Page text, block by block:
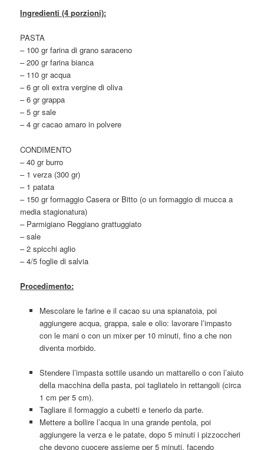
Ingredienti (4 porzioni):
PASTA
– 100 gr farina di grano saraceno
– 200 gr farina bianca
– 110 gr acqua
– 6 gr oli extra vergine di oliva
– 6 gr grappa
– 5 gr sale
– 4 gr cacao amaro in polvere
CONDIMENTO
– 40 gr burro
– 1 verza (300 gr)
– 1 patata
– 150 gr formaggio Casera or Bitto (o un formaggio di mucca a
media stagionatura)
– Parmigiano Reggiano grattuggiato
– sale
– 2 spicchi aglio
– 4/5 foglie di salvia
Procedimento:
Mescolare le farine e il cacao su una spianatoia, poi
aggiungere acqua, grappa, sale e olio: lavorare l’impasto
con le mani o con un mixer per 10 minuti, fino a che non
diventa morbido.
Stendere l’impasta sottile usando un mattarello o con l’aiuto
della macchina della pasta, poi tagliatelo in rettangoli (circa
1 cm per 5 cm).
Tagliare il formaggio a cubetti e tenerlo da parte.
Mettere a bollire l’acqua in una grande pentola, poi
aggiungere la verza e le patate, dopo 5 minuti i pizzoccheri
che devono cuocere assieme per 5 minuti, facendo